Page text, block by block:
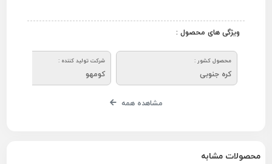
ویژگی های محصول :
محصول کشور :
کره جنوبی
شرکت تولید کننده :
کومهو
مشاهده همه
محصولات مشابه